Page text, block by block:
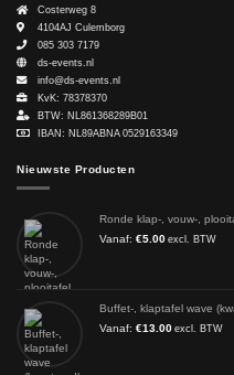
Costerweg 8
4104AJ Culemborg
085 303 7179
ds-events.nl
info@ds-events.nl
KvK: 78378370
BTW: NL861368289B01
IBAN: NL89ABNA 0529163349
Nieuwste Producten
Ronde klap-, vouw-,
Vanaf: €5.00 excl. BTW
Buffet-, klaptafel wave
Vanaf: €13.00 excl. BTW